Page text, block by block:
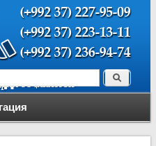
поиска Поиск